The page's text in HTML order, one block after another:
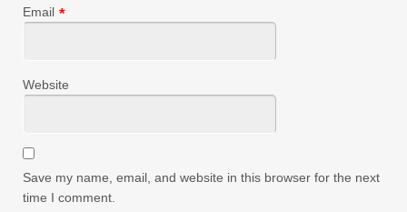
Email *
Website
Save my name, email, and website in this browser for the next
time I comment.